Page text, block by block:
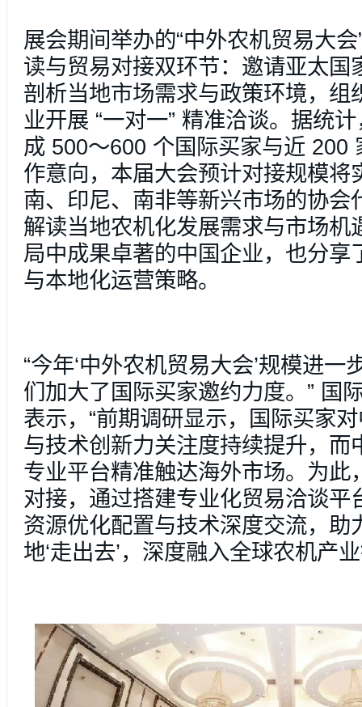
展会期间举办的“中外农机贸易大
读与贸易对接双环节：邀请亚太国
剖析当地市场需求与政策环境，组
业开展 “一对一” 精准洽谈。据统
成 500～600 个国际买家与近 200
作意向，本届大会预计对接规模将
南、印尼、南非等新兴市场的协会
解读当地农机化发展需求与市场机
局中成果卓著的中国企业，也分享
与本地化运营策略。
“今年‘中外农机贸易大会’规模进一
们加大了国际买家邀约力度。” 国
表示，“前期调研显示，国际买家
与技术创新力关注度持续提升，而
专业平台精准触达海外市场。为此
对接，通过搭建专业化贸易洽谈平
资源优化配置与技术深度交流，助
地‘走出去’，深度融入全球农机产